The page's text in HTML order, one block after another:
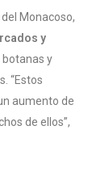
Monacoso,
y
botanas y
“Estos
aumento de
de ellos”,